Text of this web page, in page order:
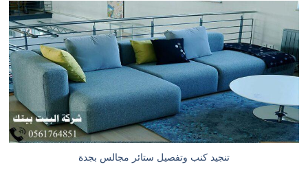
تنجيد كنب وتفصيل ستائر مجالس بجدة